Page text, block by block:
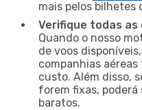
mais pelos bilhetes
Verifique todas as
Quando o nosso
de voos
companhias
custo. Além disso,
forem fixas,
baratos.